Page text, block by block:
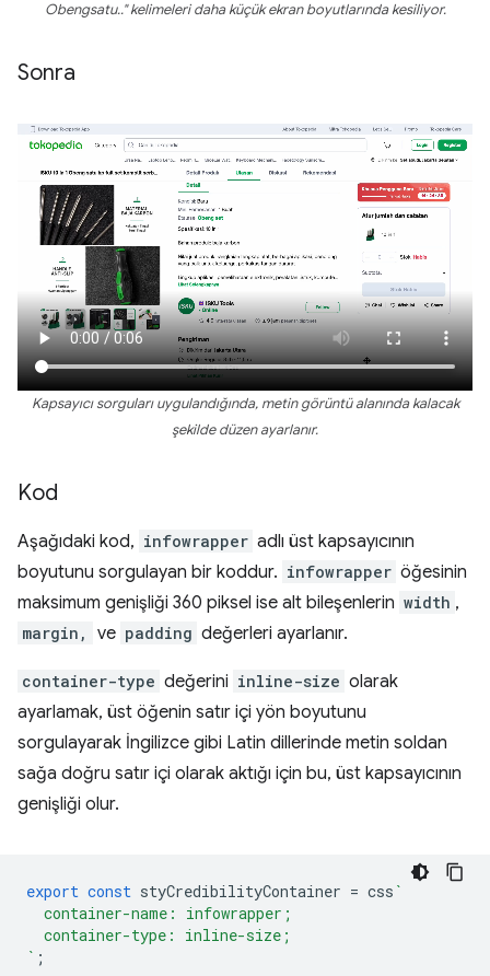
Obengsatu.." kelimeleri daha küçük ekran boyutlarında kesiliyor.
Sonra
Kapsayıcı sorguları uygulandığında, metin görüntü alanında kalacak
şekilde düzen ayarlanır.
Kod
Aşağıdaki kod, infowrapper adlı üst kapsayıcının
boyutunu sorgulayan bir koddur. infowrapper öğesinin
maksimum genişliği 360 piksel ise alt bileşenlerin width ,
margin, ve padding değerleri ayarlanır.
container-type değerini inline-size olarak
ayarlamak, üst öğenin satır içi yön boyutunu
sorgulayarak İngilizce gibi Latin dillerinde metin soldan
sağa doğru satır içi olarak aktığı için bu, üst kapsayıcının
genişliği olur.
export const styCredibilityContainer = css `
  container-name: infowrapper;
  container-type: inline-size;
` ;